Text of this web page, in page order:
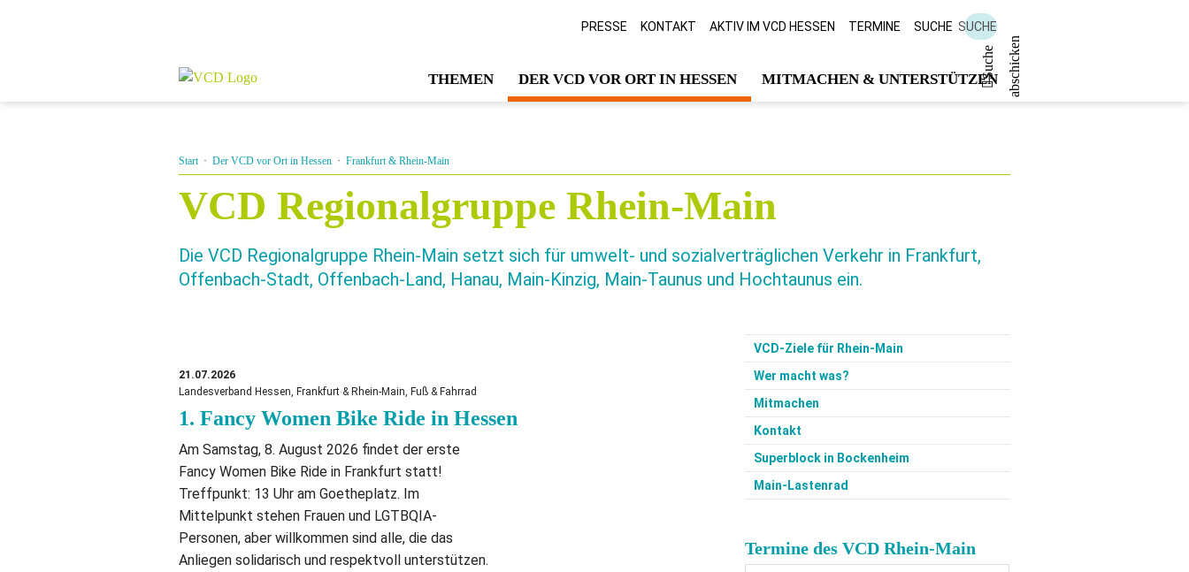
PRESSE KONTAKT AKTIV IM VCD HESSEN TERMINE SUCHE SUCHE
S
u
c
h
e
a
b
s
c
h
i
c
k
e n
THEMEN DER VCD VOR ORT IN HESSEN MITMACHEN & UNTERSTÜTZEN
Start· Der VCD vor Ort in Hessen · Frankfurt & Rhein-Main
VCD Regionalgruppe Rhein-Main
Die VCD Regionalgruppe Rhein-Main setzt sich für umwelt- und sozialverträglichen Verkehr in Frankfurt,
Offenbach-Stadt, Offenbach-Land, Hanau, Main-Kinzig, Main-Taunus und Hochtaunus ein.
21.07.2026
Landesverband Hessen, Frankfurt & Rhein-Main, Fuß & Fahrrad
1. Fancy Women Bike Ride in Hessen
Am Samstag, 8. August 2026 findet der erste
Fancy Women Bike Ride in Frankfurt statt!
Treffpunkt: 13 Uhr am Goetheplatz. Im
Mittelpunkt stehen Frauen und LGTBQIA-
Personen, aber willkommen sind alle, die das
Anliegen solidarisch und respektvoll unterstützen.
VCD-Ziele für Rhein-Main
Wer macht was?
Mitmachen
Kontakt
Superblock in Bockenheim
Main-Lastenrad
Termine des VCD Rhein-Main